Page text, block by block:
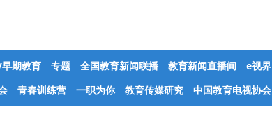
早期教育 专题 全国教育新闻联播 教育新闻直播间 e视界
青春训练营 一职为你 教育传媒研究 中国教育电视协会